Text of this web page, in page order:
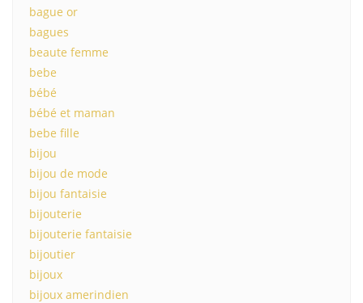
bague or
bagues
beaute femme
bebe
bébé
bébé et maman
bebe fille
bijou
bijou de mode
bijou fantaisie
bijouterie
bijouterie fantaisie
bijoutier
bijoux
bijoux amerindien